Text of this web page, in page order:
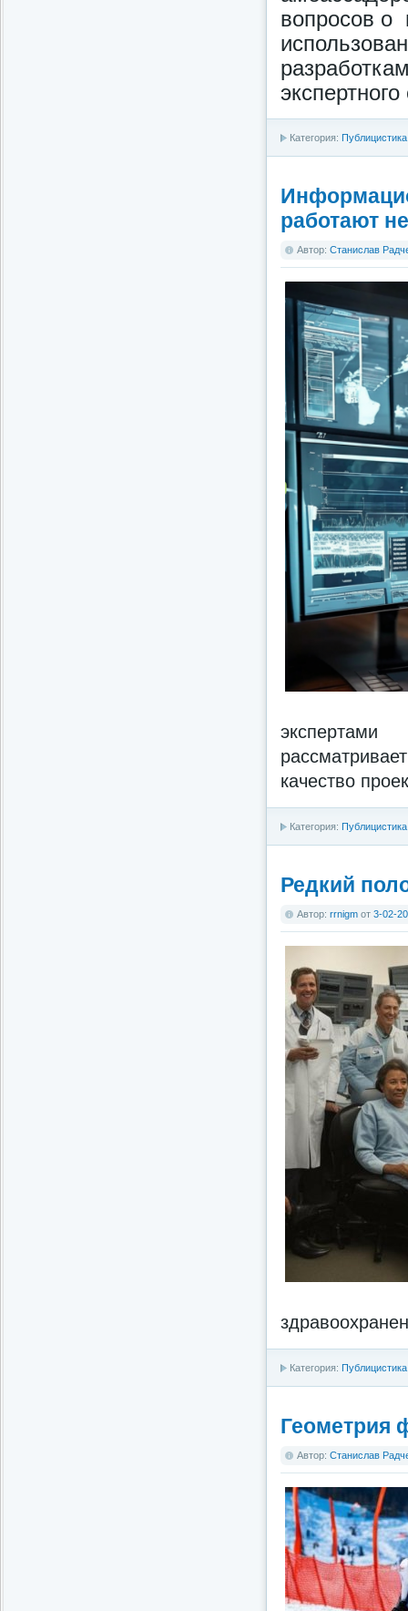
вопросов о
Категория: Публицистика
работают
Автор: Станислав
качество
Категория: Публицистика
Редкий
Автор: rrnigm от 3-02-
Категория: Публицистика
Геометрия
Автор: Станислав